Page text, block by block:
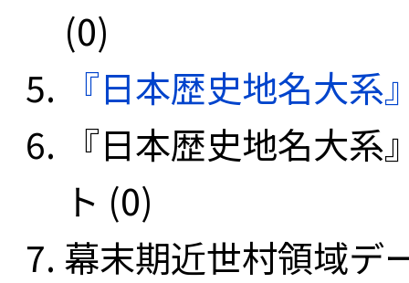
(0)
『日本歴史地名大
『日本歴史地名大
ト (0)
幕末期近世村領域デ